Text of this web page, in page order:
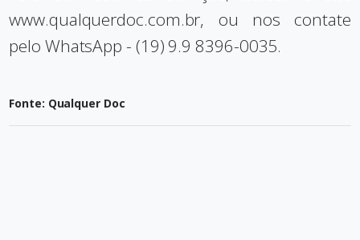
www.qualquerdoc.com.br, ou nos contate
pelo WhatsApp - (19) 9.9 8396-0035.
Fonte: Qualquer Doc